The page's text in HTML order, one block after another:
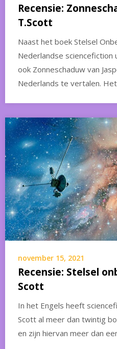
Recensie:
T.Scott
Naast het boek Stelsel
Nederlandse
ook Zonneschaduw van
Nederlands te vertalen.
november 15, 2021
Recensie: Stelsel
Scott
In het Engels heeft
Scott al meer dan twintig
en zijn hiervan meer dan